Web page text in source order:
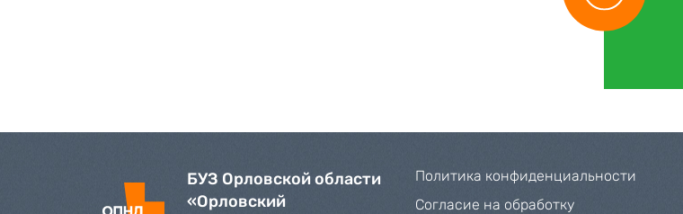
БУЗ Орловской области
«Орловский
Политика конфиденциальности
Согласие на обработку